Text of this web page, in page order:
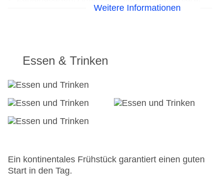
Weitere Informationen
Essen & Trinken
Ein kontinentales Frühstück garantiert einen guten
Start in den Tag.